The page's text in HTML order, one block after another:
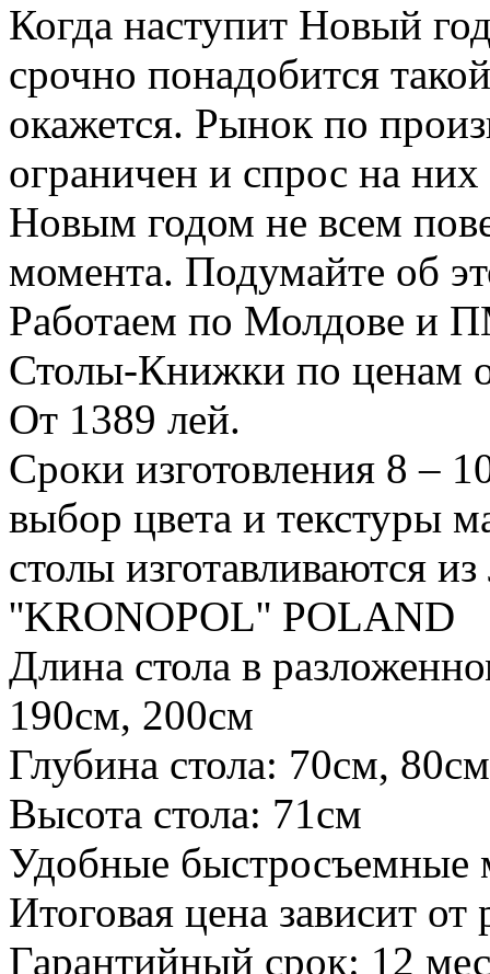
Когда наступит Новый
срочно понадобится
окажется. Рынок по
ограничен и спрос на них
Новым годом не всем
момента. Подумайте об
Работаем по Молдове и
Столы-Книжки по ценам
От 1389 лей.
Сроки изготовления 8 –
выбор цвета и текстуры
столы изготавливаются
''KRONOPOL'' POLAND
Длина стола в
190см, 200см
Глубина стола: 70см,
Высота стола: 71см
Удобные быстросъемные
Итоговая цена зависит
Гарантийный срок: 12